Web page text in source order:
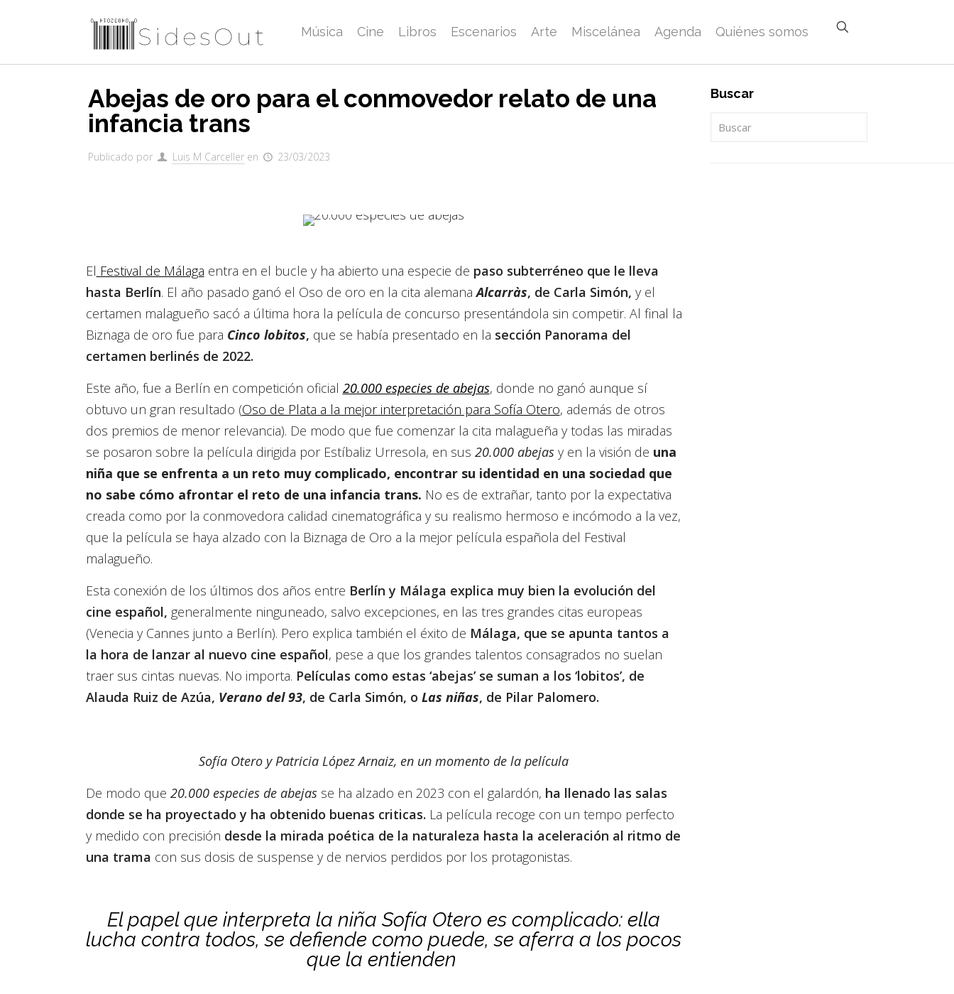
Música Cine Libros Escenarios Arte Miscelánea Agenda Quiénes somos
Abejas de oro para el conmovedor relato de una
infancia trans
Publicado por Luis M Carceller en 23/03/2023
El Festival de Málaga entra en el bucle y ha abierto una especie de paso subterréneo que le lleva
hasta Berlín. El año pasado ganó el Oso de oro en la cita alemanaAlcarràs, de Carla Simón, y el
certamen malagueño sacó a última hora la película de concurso presentándola sin competir. Al final la
Biznaga de oro fue para Cinco lobitos, que se había presentado en la sección Panorama del
certamen berlinés de 2022.
Este año, fue a Berlín en competición oficial 20.000 especies de abejas, donde no ganó aunque sí
obtuvo un gran resultado (Oso de Plata a la mejor interpretación para Sofía Otero, además de otros
dos premios de menor relevancia). De modo que fue comenzar la cita malagueña y todas las miradas
se posaron sobre la película dirigida por Estíbaliz Urresola, en sus 20.000 abejasy en la visión de una
niña que se enfrenta a un reto muy complicado, encontrar su identidad en una sociedad que
no sabe cómo afrontar el reto de una infancia trans. No es de extrañar, tanto por la expectativa
creada como por la conmovedora calidad cinematográfica y su realismo hermoso e incómodo a la vez,
que la película se haya alzado con la Biznaga de Oro a la mejor película española del Festival
malagueño.
Esta conexión de los últimos dos años entre Berlín y Málaga explica muy bien la evolución del
cine español, generalmente ninguneado, salvo excepciones, en las tres grandes citas europeas
(Venecia y Cannes junto a Berlín). Pero explica también el éxito de Málaga, que se apunta tantos a
la hora de lanzar al nuevo cine español, pese a que los grandes talentos consagrados no suelan
traer sus cintas nuevas. No importa. Películas como estas ‘abejas’ se suman a los ‘lobitos’, de
Alauda Ruiz de Azúa, Verano del 93, de Carla Simón, o Las niñas, de Pilar Palomero.
Sofía Otero y Patricia López Arnaiz, en un momento de la película
De modo que 20.000 especies de abejasse ha alzado en 2023 con el galardón, ha llenado las salas
donde se ha proyectado y ha obtenido buenas criticas. La película recoge con un tempo perfecto
y medido con precisión desde la mirada poética de la naturaleza hasta la aceleración al ritmo de
una trama con sus dosis de suspense y de nervios perdidos por los protagonistas.
El papel que interpreta la niña Sofía Otero es complicado: ella
lucha contra todos, se defiende como puede, se aferra a los pocos
que la entienden
Buscar